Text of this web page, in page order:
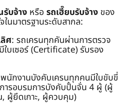
รับจ้าง หรือรถเฮี๊ยบรับจ้าง ของ
ในมาตรฐานระดับสากล:
ศ: รถเครนทุกคันผ่านการตรวจ
ใบเซอร์ (Certificate) รับรอง
นักงานบังคับเครนทุกคนมีใบขับขี่
ารอบรมการบังคับปั้นจั่น 4 ผู้ (ผู้
ยึดเกาะ, ผู้ควบคุม)